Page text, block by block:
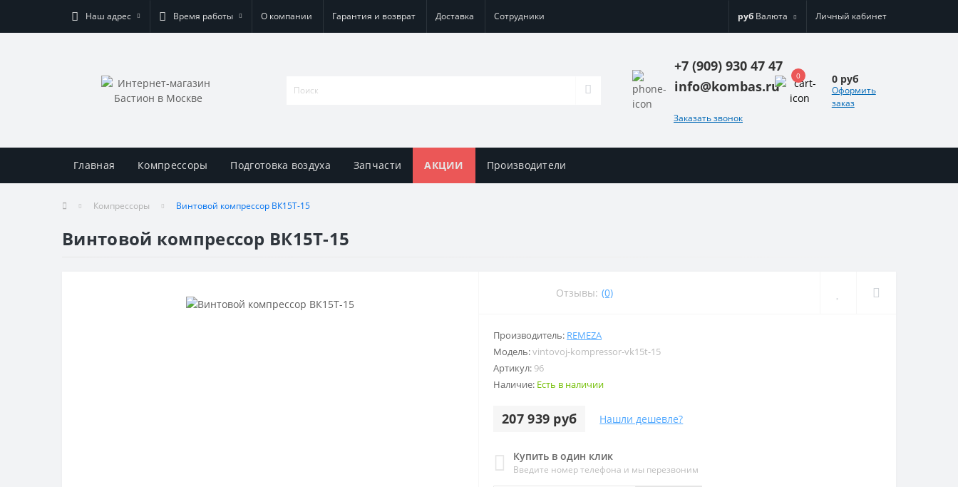
Наш адрес Время работы О компании Гарантия и возврат Доставка Сотрудники руб Валюта Личный кабинет
+7 (909) 930 47 47
info@kombas.ru
Заказать звонок
0 0 руб
Оформить
заказ
Главная Компрессоры Подготовка воздуха Запчасти АКЦИИ Производители
Компрессоры Винтовой компрессор ВК15Т-15
Винтовой компрессор ВК15Т-15
Отзывы: (0)
Производитель: REMEZA
Модель:vintovoj-kompressor-vk15t-15
Артикул: 96
Наличие: Есть в наличии
207 939 руб Нашли дешевле?
Купить в один клик
Введите номер телефона и мы перезвоним